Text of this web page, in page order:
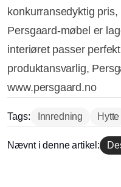
konkurransedyktig
Persgaard-møbel er
interiøret passer
produktansvarlig,
www.persgaard.no
Tags: Innredning Hytte
Nævnt i denne artikel: